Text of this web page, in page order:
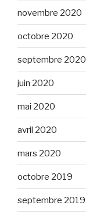
novembre 2020
octobre 2020
septembre 2020
juin 2020
mai 2020
avril 2020
mars 2020
octobre 2019
septembre 2019